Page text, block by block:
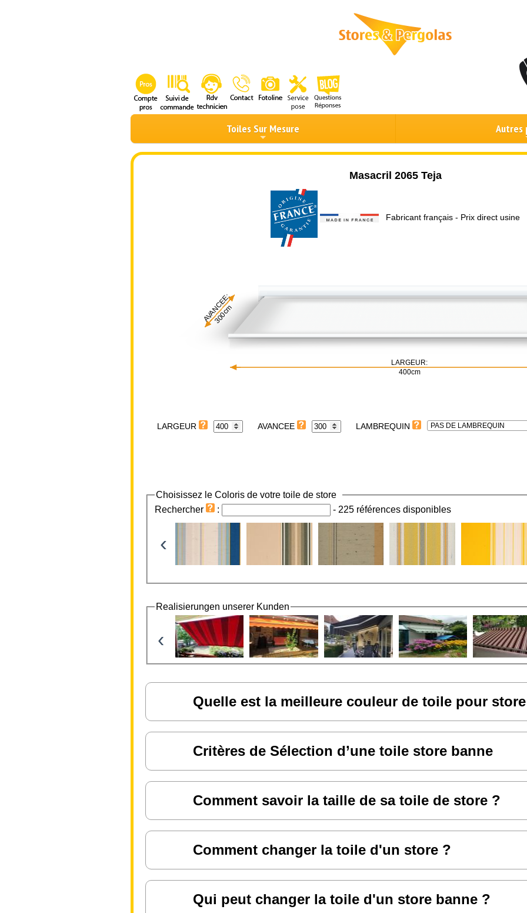
Toiles Sur Mesure Autres
Masacril 2065 Teja
Fabricant français - Prix direct usine
LARGEUR:
400cm
AVANCEE:
300cm
LARGEUR LAMBREQUIN PAS DE LAMBREQUIN
Choisissez le Coloris de votre toile de store
Rechercher
: - 225 références disponibles
‹
Realisierungen unserer Kunden
‹
Quelle est la meilleure couleur de toile pour
Critères de Sélection d’une toile store banne
Comment savoir la taille de sa toile de store ?
Comment changer la toile d'un store ?
Qui peut changer la toile d'un store banne ?